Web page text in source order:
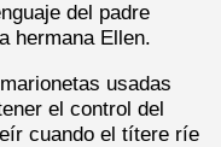
del padre
hermana Ellen.
usadas
el control del
cuando el títere ríe